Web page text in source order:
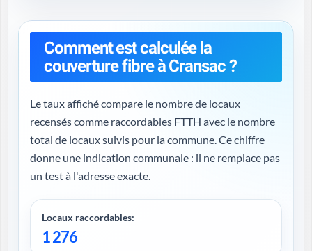
Comment est calculée la
couverture fibre à Cransac ?
Le taux affiché compare le nombre de locaux
recensés comme raccordables FTTH avec le nombre
total de locaux suivis pour la commune. Ce chiffre
donne une indication communale : il ne remplace pas
un test à l'adresse exacte.
Locaux raccordables:
1 276